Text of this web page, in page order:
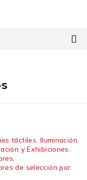
táctiles Iluminación
y Exhibiciones
de selección por